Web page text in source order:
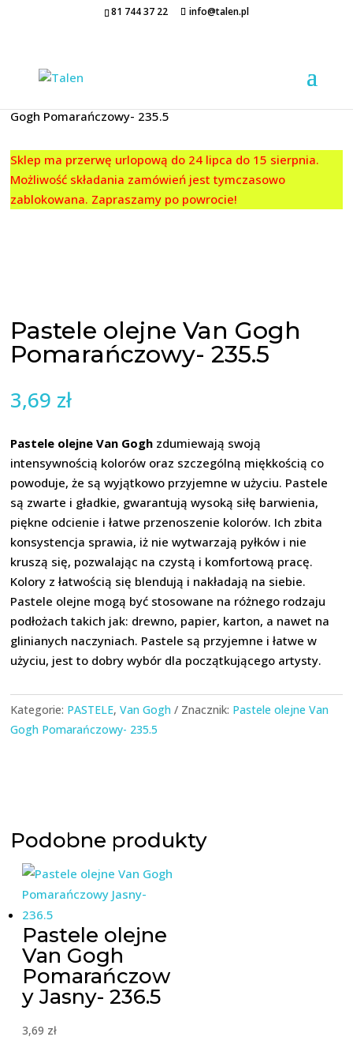
81 744 37 22 info@talen.pl
Gogh Pomarańczowy- 235.5
Sklep ma przerwę urlopową do 24 lipca do 15 sierpnia.
Możliwość składania zamówień jest tymczasowo
zablokowana. Zapraszamy po powrocie!
Pastele olejne Van Gogh
Pomarańczowy- 235.5
3,69 zł
Pastele olejne Van Gogh zdumiewają swoją
intensywnością kolorów oraz szczególną miękkością co
powoduje, że są wyjątkowo przyjemne w użyciu. Pastele
są zwarte i gładkie, gwarantują wysoką siłę barwienia,
piękne odcienie i łatwe przenoszenie kolorów. Ich zbita
konsystencja sprawia, iż nie wytwarzają pyłków i nie
kruszą się, pozwalając na czystą i komfortową pracę.
Kolory z łatwością się blendują i nakładają na siebie.
Pastele olejne mogą być stosowane na różnego rodzaju
podłożach takich jak: drewno, papier, karton, a nawet na
glinianych naczyniach. Pastele są przyjemne i łatwe w
użyciu, jest to dobry wybór dla początkującego artysty.
Kategorie: PASTELE,Van Gogh Znacznik: Pastele olejne Van
Gogh Pomarańczowy- 235.5
Podobne produkty
Pastele olejne
Van Gogh
Pomarańczow
y Jasny- 236.5
3,69 zł